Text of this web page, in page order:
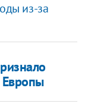
из-за
Европы